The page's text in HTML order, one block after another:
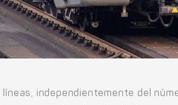
independientemente del